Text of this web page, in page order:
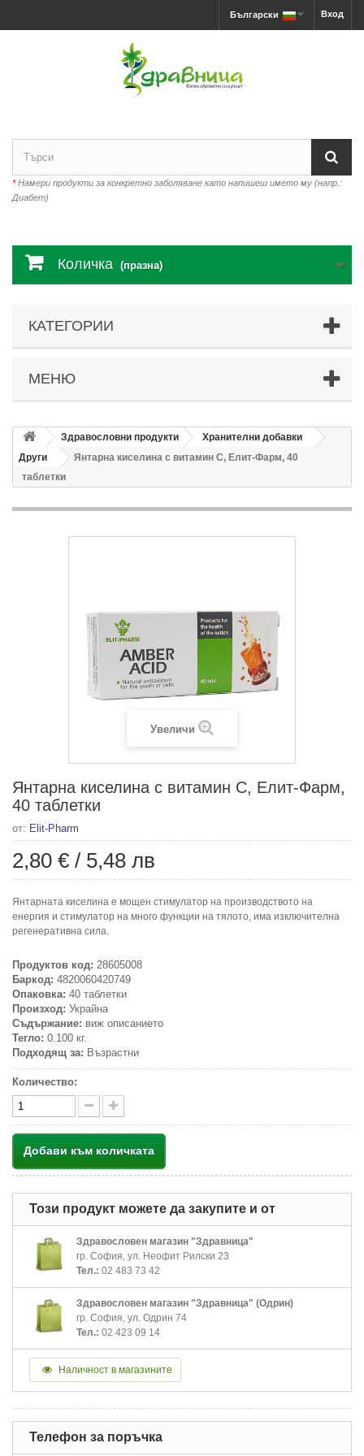
Вход
Български
*Намери продукти за конкретно заболяване като напишеш името му (напр.:
Диабет)
Количка (празна)
КАТЕГОРИИ
МЕНЮ
Здравословни продукти
Хранителни добавки
Други
Янтарна киселина с витамин С, Елит-Фарм, 40
таблетки
Увеличи
Янтарна киселина с витамин С, Елит-Фарм,
40 таблетки
от: Elit-Pharm
2,80 € / 5,48 лв
Янтарната киселина е мощен стимулатор на производството на
енергия и стимулатор на много функции на тялото, има изключителна
регенеративна сила.
Продуктов код: 28605008
Баркод: 4820060420749
Опаковка: 40 таблетки
Произход: Украйна
Съдържание: виж описанието
Тегло: 0.100 кг.
Подходящ за: Възрастни
Количество:
Добави към количката
Този продукт можете да закупите и от
Здравословен магазин "Здравница"
гр. София, ул. Неофит Рилски 23
Тел.: 02 483 73 42
Здравословен магазин "Здравница" (Одрин)
гр. София, ул. Одрин 74
Тел.: 02 423 09 14
Наличност в магазините
Телефон за поръчка